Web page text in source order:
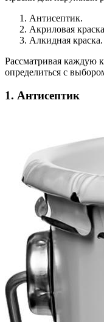
Антисептик.
Акриловая
Алкидная краска.
Рассматривая каждую
определиться с
1. Антисептик